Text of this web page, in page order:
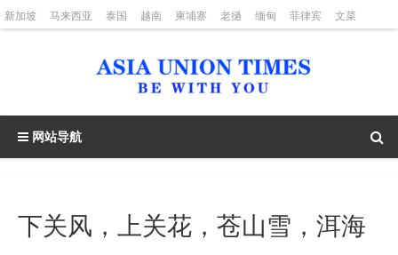
新加坡 马来西亚 泰国 越南 柬埔寨 老撾 缅甸 菲律宾
文菜
网站导航
下关风，上关花，苍山雪，洱海